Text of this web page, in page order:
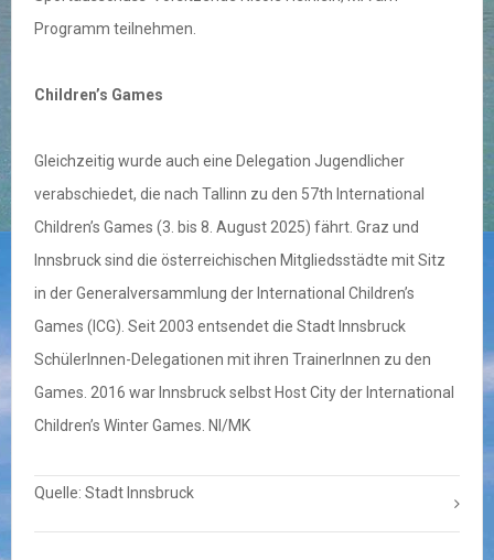
Programm teilnehmen.
Children’s Games
Gleichzeitig wurde auch eine Delegation Jugendlicher
verabschiedet, die nach Tallinn zu den 57th International
Children’s Games (3. bis 8. August 2025) fährt. Graz und
Innsbruck sind die österreichischen Mitgliedsstädte mit Sitz
in der Generalversammlung der International Children’s
Games (ICG). Seit 2003 entsendet die Stadt Innsbruck
SchülerInnen-Delegationen mit ihren TrainerInnen zu den
Games. 2016 war Innsbruck selbst Host City der International
Children’s Winter Games. NI/MK
Quelle: Stadt Innsbruck